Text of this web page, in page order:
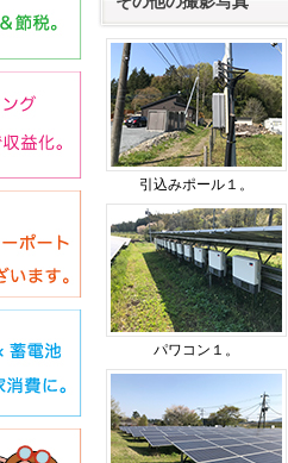
引込みポール１。
パワコン１。